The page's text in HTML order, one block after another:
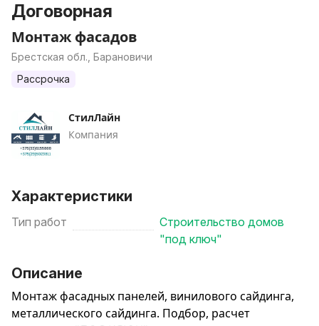
Договорная
Монтаж фасадов
Брестская обл., Барановичи
Рассрочка
СтилЛайн
Компания
Характеристики
Тип работ
Строительство домов
"под ключ"
Описание
Монтаж фасадных панелей, винилового сайдинга,
металлического сайдинга. Подбор, расчет